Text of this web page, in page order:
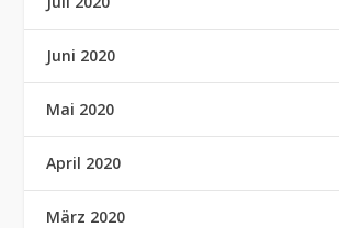
Juni 2020
Mai 2020
April 2020
März 2020